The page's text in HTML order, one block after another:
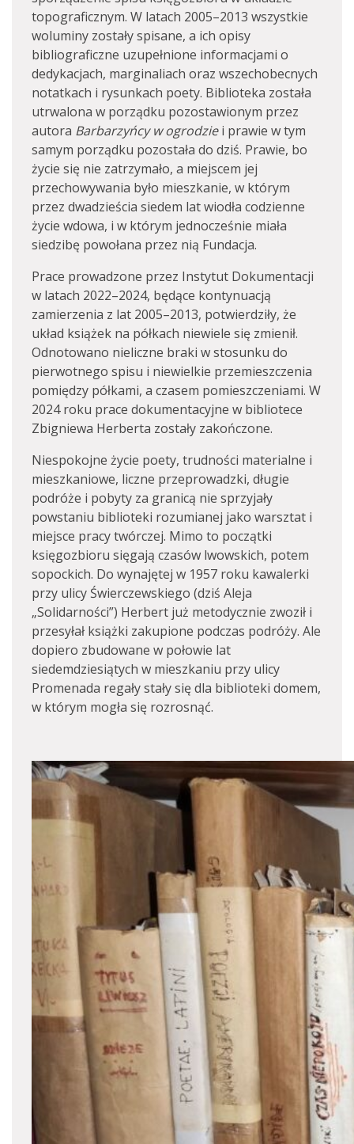
topograficznym. W latach 2005–2013 wszystkie
woluminy zostały spisane, a ich opisy
bibliograficzne uzupełnione informacjami o
dedykacjach, marginaliach oraz wszechobecnych
notatkach i rysunkach poety. Biblioteka została
utrwalona w porządku pozostawionym przez
autora Barbarzyńcy w ogrodziei prawie w tym
samym porządku pozostała do dziś. Prawie, bo
życie się nie zatrzymało, a miejscem jej
przechowywania było mieszkanie, w którym
przez dwadzieścia siedem lat wiodła codzienne
życie wdowa, i w którym jednocześnie miała
siedzibę powołana przez nią Fundacja.
Prace prowadzone przez Instytut Dokumentacji
w latach 2022–2024, będące kontynuacją
zamierzenia z lat 2005–2013, potwierdziły, że
układ książek na półkach niewiele się zmienił.
Odnotowano nieliczne braki w stosunku do
pierwotnego spisu i niewielkie przemieszczenia
pomiędzy półkami, a czasem pomieszczeniami. W
2024 roku prace dokumentacyjne w bibliotece
Zbigniewa Herberta zostały zakończone.
Niespokojne życie poety, trudności materialne i
mieszkaniowe, liczne przeprowadzki, długie
podróże i pobyty za granicą nie sprzyjały
powstaniu biblioteki rozumianej jako warsztat i
miejsce pracy twórczej. Mimo to początki
księgozbioru sięgają czasów lwowskich, potem
sopockich. Do wynajętej w 1957 roku kawalerki
przy ulicy Świerczewskiego (dziś Aleja
„Solidarności”) Herbert już metodycznie zwoził i
przesyłał książki zakupione podczas podróży. Ale
dopiero zbudowane w połowie lat
siedemdziesiątych w mieszkaniu przy ulicy
Promenada regały stały się dla biblioteki domem,
w którym mogła się rozrosnąć.